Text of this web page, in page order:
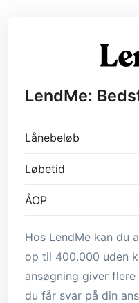
LendMe:
Lånebeløb
Løbetid
ÅOP
Hos LendMe kan du
op til 400.000 uden
ansøgning giver
du får svar på din